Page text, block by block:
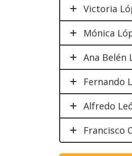
Victoria
Mónica
Ana Belén
Fernando
Alfredo
Francisco